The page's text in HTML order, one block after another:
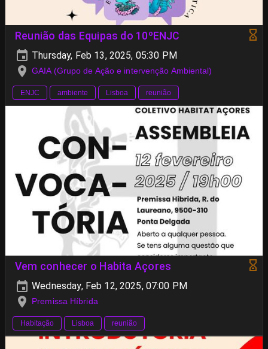
Reunião das Equipas do 10ºENJC
Thursday, Feb 13, 2025, 05:30 PM
GAIA (Grupo de Ação e intervenção Ambiental)
ENJC ambiente Lisboa reunião
Vem conhecer o Habita Açores
Wednesday, Feb 12, 2025, 07:00 PM
Premissa Híbrida
Habitação Lisboa reunião